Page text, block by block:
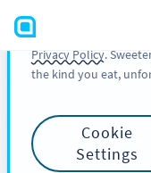
コードの
You can also find
analytic activities and
Privacy Policy.
the kind you eat,
Cookie
Settings